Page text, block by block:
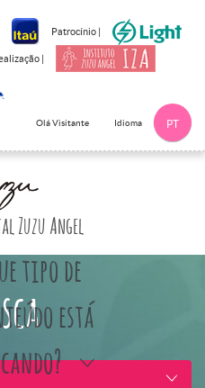
Patrocínio |
|
Olá Visitante Idioma PT
Zuzu Angel
tipo de
está